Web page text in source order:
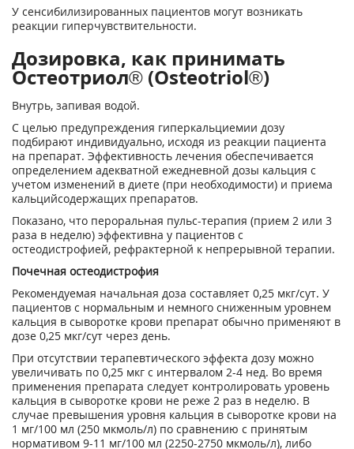
У сенсибилизированных пациентов могут возникать
реакции гиперчувствительности.
Дозировка, как принимать
Остеотриол® (Osteotriol®)
Внутрь, запивая водой.
С целью предупреждения гиперкальциемии дозу
подбирают индивидуально, исходя из реакции пациента
на препарат. Эффективность лечения обеспечивается
определением адекватной ежедневной дозы кальция с
учетом изменений в диете (при необходимости) и приема
кальцийсодержащих препаратов.
Показано, что пероральная пульс-терапия (прием 2 или 3
раза в неделю) эффективна у пациентов с
остеодистрофией, рефрактерной к непрерывной терапии.
Почечная остеодистрофия
Рекомендуемая начальная доза составляет 0,25 мкг/сут. У
пациентов с нормальным и немного сниженным уровнем
кальция в сыворотке крови препарат обычно применяют в
дозе 0,25 мкг/сут через день.
При отсутствии терапевтического эффекта дозу можно
увеличивать по 0,25 мкг с интервалом 2-4 нед. Во время
применения препарата следует контролировать уровень
кальция в сыворотке крови не реже 2 раз в неделю. В
случае превышения уровня кальция в сыворотке крови на
1 мг/100 мл (250 мкмоль/л) по сравнению с принятым
нормативом 9-11 мг/100 мл (2250-2750 мкмоль/л), либо